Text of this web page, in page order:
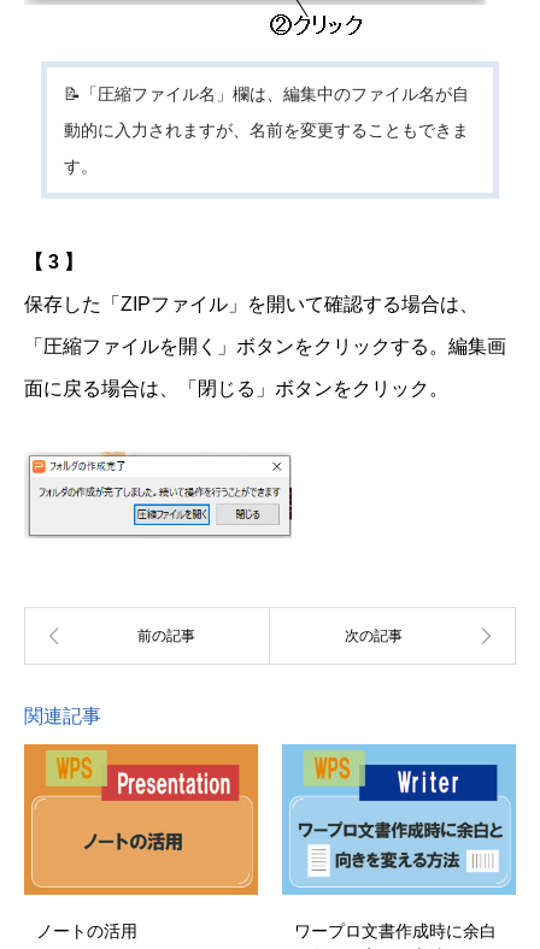
📝「圧縮ファイル名」欄は、編集中のファイル名が自
動的に入力されますが、名前を変更することもできま
す。
【 3 】
保存した「ZIPファイル」を開いて確認する場合は、
「圧縮ファイルを開く」ボタンをクリックする。編集画
面に戻る場合は、「閉じる」ボタンをクリック。
関連記事
ノートの活用
ワープロ文書作成時に余白